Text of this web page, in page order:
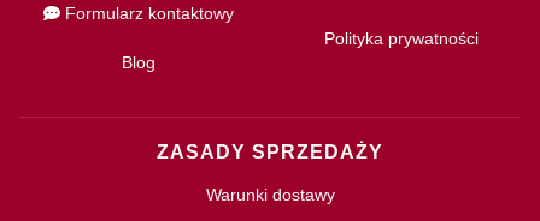
Formularz kontaktowy
Blog
Polityka prywatności
ZASADY SPRZEDAŻY
Warunki dostawy